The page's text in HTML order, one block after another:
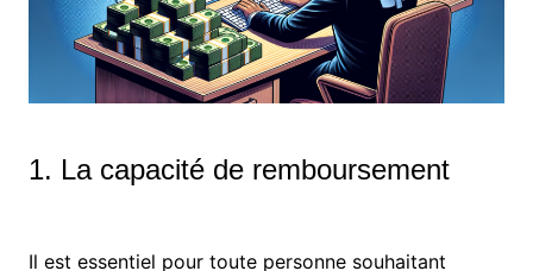
1. La capacité de remboursement
Il est essentiel pour toute personne souhaitant